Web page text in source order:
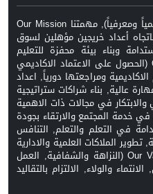
رؤيتنا Our Vision (جامعة متميزة علمياً ومعرفياً), مهمتنا Our Mission
أعداد خريجين مؤهلين لسوق
وبناء بيئة محفزة للتعليم
والابداع الفكري), الاهداف Our Aim (الحصول على الاعتماد الاكاديمي
ومراجعتها دورياً, اعداد
عالية, بناء شراكات ستراتيجية
في مجالات ذات الاهمية
خدمة المجتمع والارتقاء بجودة
في التعلم والتعلم, التنافس
الملاكات العلمية والادارية
وفق المعايير الدولية), قيمنا Our Values (النزاهة والشفافية, العمل
والولاء, الالتزام بالتقاليد